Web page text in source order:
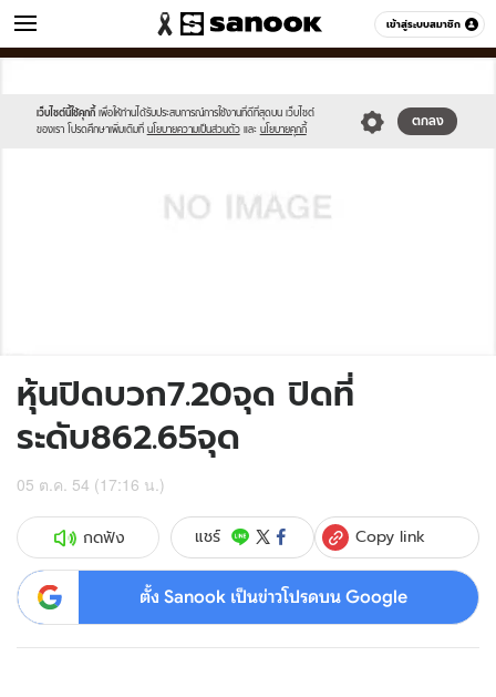
เข้าสู่ระบบสมาชิก
ข่าว หมวดอื่นๆ
เว็บไซต์นี้ใช้คุกกี้ เพื่อให้ท่านได้รับประสบการณ์การใช้งานที่ดีที่สุดบน เว็บไซต์
ของเรา โปรดศึกษาเพิ่มเติมที่ นโยบายความเป็นส่วนตัว และ นโยบายคุกกี้
ตกลง
sanook.png
image.jpg
หุ้นปิดบวก7.20จุด ปิดที่
ระดับ862.65จุด
05 ต.ค. 54 (17:16 น.)
กดฟัง แชร์ Copy link
ตั้ง Sanook เป็นข่าวโปรดบน Google